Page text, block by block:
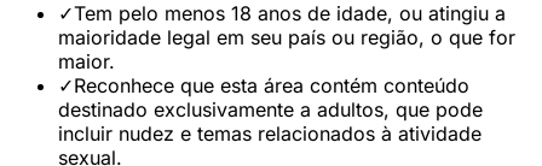
✓Tem pelo menos 18 anos de idade, ou atingiu a
maioridade legal em seu país ou região, o que for
maior.
✓Reconhece que esta área contém conteúdo
destinado exclusivamente a adultos, que pode
incluir nudez e temas relacionados à atividade
sexual.